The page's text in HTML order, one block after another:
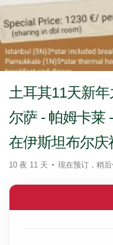
土耳其11天新
尔萨 - 帕姆卡莱
在伊斯坦布尔庆
10 夜 11 天 现在预订，稍后